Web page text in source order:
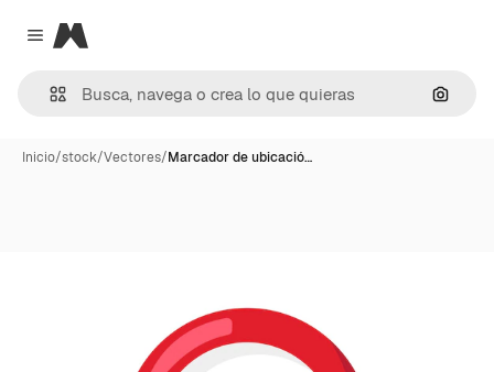
Close menu
Magnific
Inicio/stock/Vectores/Marcador de ubicació…